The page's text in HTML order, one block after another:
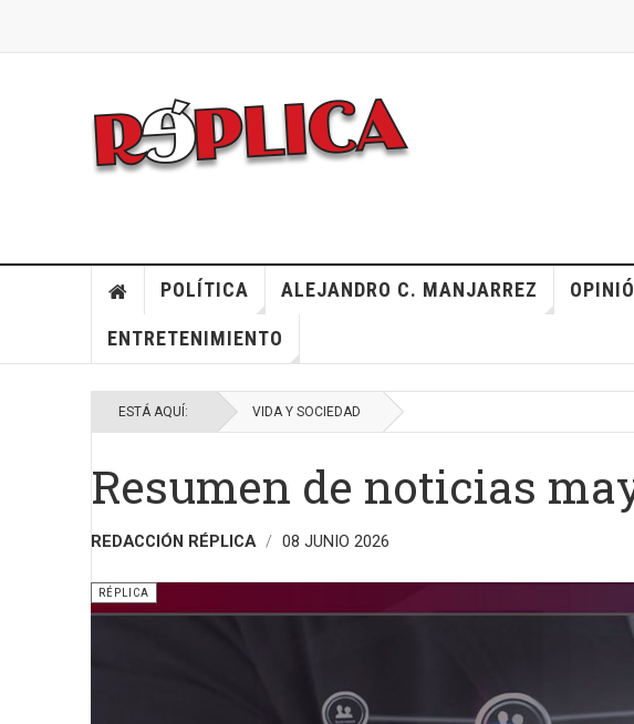
POLÍTICA ALEJANDRO C. MANJARREZ
ENTRETENIMIENTO
ESTÁ AQUÍ: VIDA Y SOCIEDAD
Resumen de noticias
REDACCIÓN RÉPLICA 08 JUNIO 2026
RÉPLICA